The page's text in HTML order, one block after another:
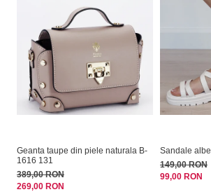
Geanta taupe din piele naturala B-
1616 131
389,00 RON
269,00 RON
Sandale
149,00 RON
99,00 RON